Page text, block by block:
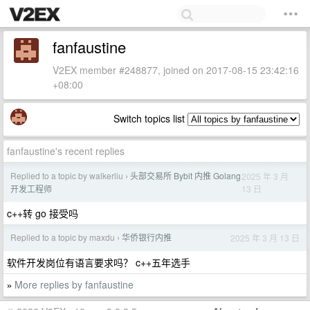
fanfaustine
V2EX member #248877, joined on 2017-08-15 23:42:16
+08:00
Switch topics list
fanfaustine's recent replies
Replied to a topic by walkerliu › 头部交易所 Bybit 内推 Golang
开发工程师
2025 年 3 月
13 日
c++转 go 接受吗
Replied to a topic by maxdu › 华侨银行内推 2025 年 3 月 13 日
软件开发岗位有语言要求吗？ c++五年选手
» More replies by fanfaustine